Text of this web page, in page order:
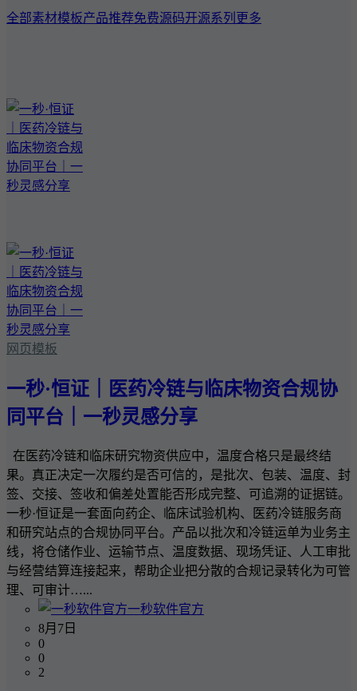
全部素材模板产品推荐免费源码开源系列 更多
网页模板
一秒·恒证｜医药冷链与临床物资合规协
同平台｜一秒灵感分享
在医药冷链和临床研究物资供应中，温度合格只是最终结
果。真正决定一次履约是否可信的，是批次、包装、温度、封
签、交接、签收和偏差处置能否形成完整、可追溯的证据链。
一秒·恒证是一套面向药企、临床试验机构、医药冷链服务商
和研究站点的合规协同平台。产品以批次和冷链运单为业务主
线，将仓储作业、运输节点、温度数据、现场凭证、人工审批
与经营结算连接起来，帮助企业把分散的合规记录转化为可管
理、可审计…...
一秒软件官方
8月7日
0
0
2